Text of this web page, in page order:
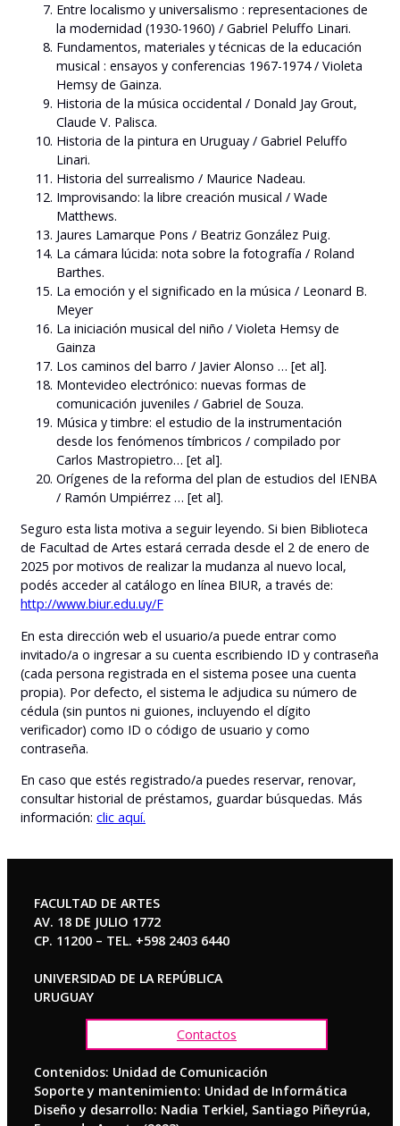
Entre localismo y universalismo : representaciones de
la modernidad (1930-1960) / Gabriel Peluffo Linari.
Fundamentos, materiales y técnicas de la educación
musical : ensayos y conferencias 1967-1974 / Violeta
Hemsy de Gainza.
Historia de la música occidental / Donald Jay Grout,
Claude V. Palisca.
Historia de la pintura en Uruguay / Gabriel Peluffo
Linari.
Historia del surrealismo / Maurice Nadeau.
Improvisando: la libre creación musical / Wade
Matthews.
Jaures Lamarque Pons / Beatriz González Puig.
La cámara lúcida: nota sobre la fotografía / Roland
Barthes.
La emoción y el significado en la música / Leonard B.
Meyer
La iniciación musical del niño / Violeta Hemsy de
Gainza
Los caminos del barro / Javier Alonso … [et al].
Montevideo electrónico: nuevas formas de
comunicación juveniles / Gabriel de Souza.
Música y timbre: el estudio de la instrumentación
desde los fenómenos tímbricos / compilado por
Carlos Mastropietro… [et al].
Orígenes de la reforma del plan de estudios del IENBA
/ Ramón Umpiérrez … [et al].
Seguro esta lista motiva a seguir leyendo. Si bien Biblioteca
de Facultad de Artes estará cerrada desde el 2 de enero de
2025 por motivos de realizar la mudanza al nuevo local,
podés acceder al catálogo en línea BIUR, a través de:
http://www.biur.edu.uy/F
En esta dirección web el usuario/a puede entrar como
invitado/a o ingresar a su cuenta escribiendo ID y contraseña
(cada persona registrada en el sistema posee una cuenta
propia). Por defecto, el sistema le adjudica su número de
cédula (sin puntos ni guiones, incluyendo el dígito
verificador) como ID o código de usuario y como
contraseña.
En caso que estés registrado/a puedes reservar, renovar,
consultar historial de préstamos, guardar búsquedas. Más
información: clic aquí.
FACULTAD DE ARTES
AV. 18 DE JULIO 1772
CP. 11200 – TEL. +598 2403 6440
UNIVERSIDAD DE LA REPÚBLICA
URUGUAY
Contactos
Contenidos: Unidad de Comunicación
Soporte y mantenimiento: Unidad de Informática
Diseño y desarrollo: Nadia Terkiel, Santiago Piñeyrúa,